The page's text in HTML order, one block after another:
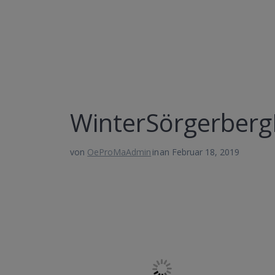
von OeProMaAdmin inan Februar 18, 2019